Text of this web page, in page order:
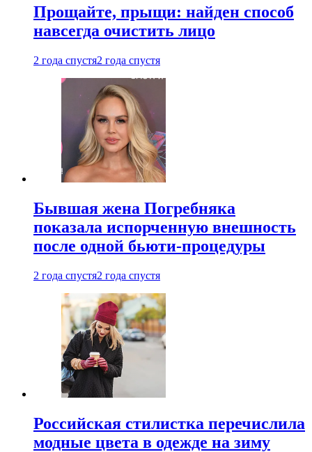
Прощайте, прыщи: найден способ
навсегда очистить лицо
2 года спустя2 года спустя
Бывшая жена Погребняка
показала испорченную внешность
после одной бьюти-процедуры
2 года спустя2 года спустя
Российская стилистка перечислила
модные цвета в одежде на зиму